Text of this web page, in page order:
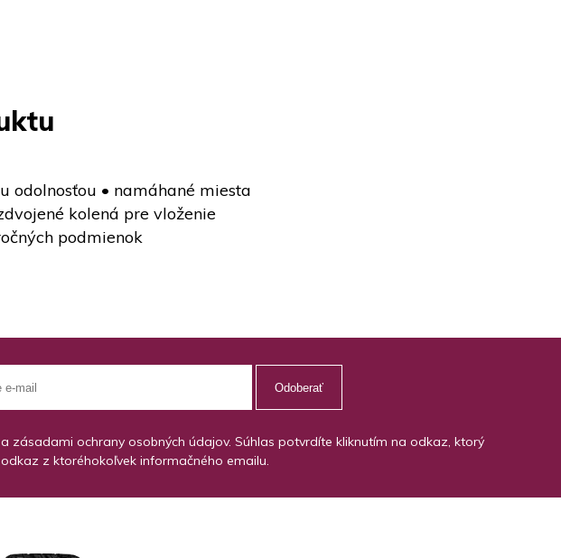
odolnosťou • namáhané miesta
kolená pre vloženie
podmienok
Odoberať
ochrany osobných údajov. Súhlas potvrdíte kliknutím na odkaz, ktorý
z ktoréhokoľvek informačného emailu.